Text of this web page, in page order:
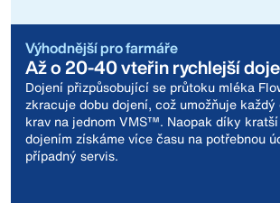
Výhodnější pro farmáře
Až o 20-40 vteřin rychlejší
Dojení přizpůsobující se průtoku mléka
zkracuje dobu dojení, což umožňuje
krav na jednom VMS™. Naopak díky
dojením získáme více času na potřebnou
případný servis.